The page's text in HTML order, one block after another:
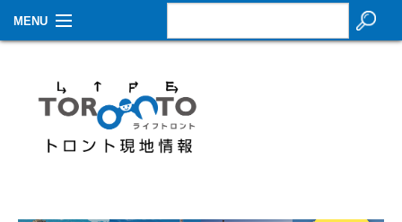
MENU
生活情報
その他